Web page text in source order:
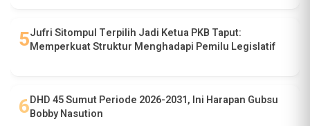
Jufri Sitompul Terpilih Jadi Ketua PKB Taput:
Memperkuat Struktur Menghadapi Pemilu Legislatif
DHD 45 Sumut Periode 2026-2031, Ini Harapan Gubsu
Bobby Nasution